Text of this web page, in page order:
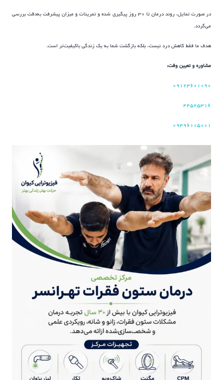
در صورت تمایل، روند درمان تا ۳۰ روز پیگیری شده و تمرینات و میزان پیشرفت به‌دقت بررسی
می‌گردد.
هدف ما فقط کاهش درد نیست، بلکه بازگشت شما به یک زندگی باکیفیت‌تر است.
مشاوره و تعیین وقت:
۰۹۱۲۳۶۰۱۰۹۰
۴۴۵۲۵۳۱۶
۰۹۳۹۶۱۰۵۰۰۱